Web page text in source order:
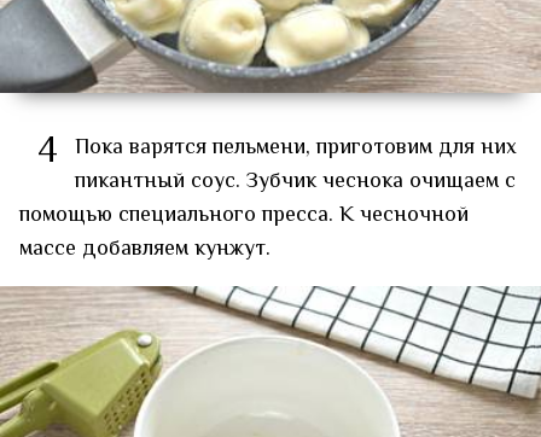
4 Пока варятся пельмени, приготовим для них
пикантный соус. Зубчик чеснока очищаем с
помощью специального пресса. К чесночной
массе добавляем кунжут.